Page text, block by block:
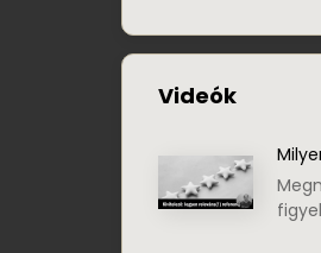
Videók